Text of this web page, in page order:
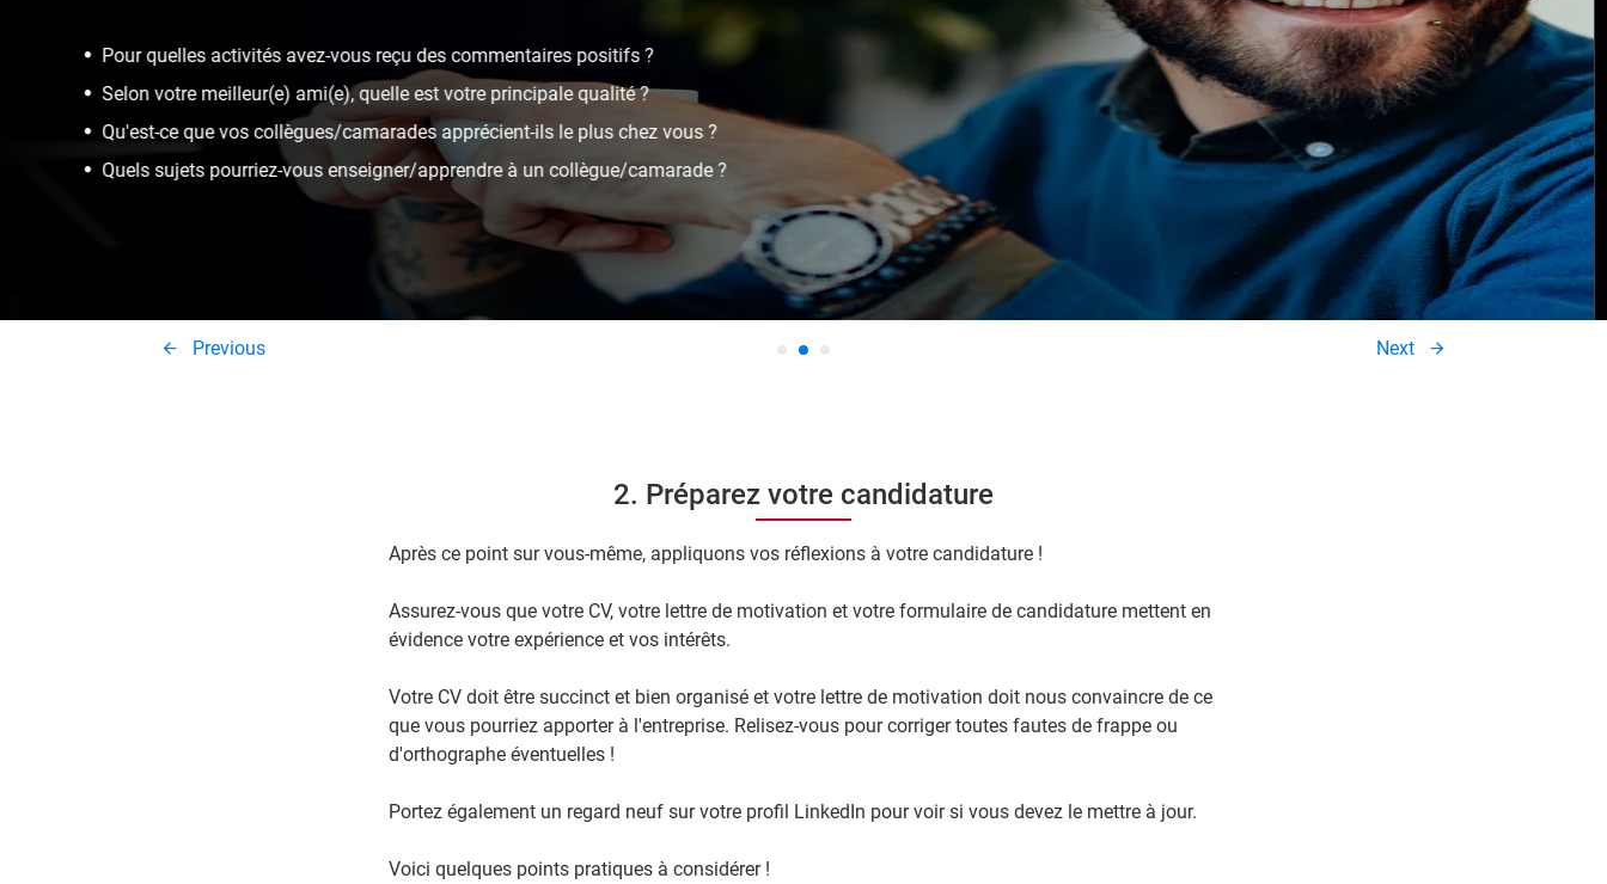
Previous
Parmi vos qualités, lesquelles souhaiteriez-vous développer davantage ?
Quelles nouvelles compétences aimeriez-vous acquérir ?
Quels types de défis souhaiteriez-vous relever ?
Que voudriez-vous faire que vous n'avez encore jamais fait ?
Next
2. Préparez votre candidature
Après ce point sur vous-même, appliquons vos réflexions à votre candidature !
Assurez-vous que votre CV, votre lettre de motivation et votre formulaire de candidature mettent en
évidence votre expérience et vos intérêts.
Votre CV doit être succinct et bien organisé et votre lettre de motivation doit nous convaincre de ce
que vous pourriez apporter à l'entreprise. Relisez-vous pour corriger toutes fautes de frappe ou
d'orthographe éventuelles !
Portez également un regard neuf sur votre profil LinkedIn pour voir si vous devez le mettre à jour.
Voici quelques points pratiques à considérer !